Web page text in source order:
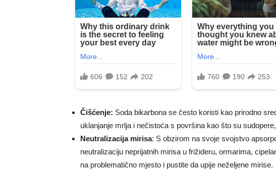
Čišćenje: Soda bikarbona se često koristi kao prirodno
uklanjanje mrlja i nečistoća s površina kao što su
Neutralizacija mirisa: S obzirom na svoje svojstvo
neutralizaciju neprijatnih mirisa u frižideru, ormarima,
na problematično mjesto i pustite da upije neželjene mirise.